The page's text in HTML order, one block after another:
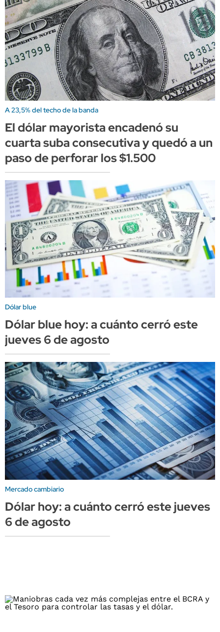
A 23,5% del techo de la banda
El dólar mayorista encadenó su
cuarta suba consecutiva y quedó a un
paso de perforar los $1.500
Dólar blue
Dólar blue hoy: a cuánto cerró este
jueves 6 de agosto
Mercado cambiario
Dólar hoy: a cuánto cerró este jueves
6 de agosto